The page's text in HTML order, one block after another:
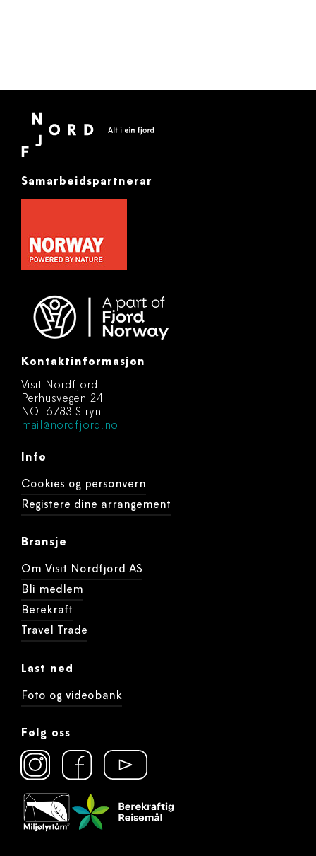
Samarbeidspartnerar
Kontaktinformasjon
Visit Nordfjord
Perhusvegen 24
NO-6783 Stryn
mail@nordfjord.no
Info
Cookies og personvern
Registere dine arrangement
Bransje
Om Visit Nordfjord AS
Bli medlem
Berekraft
Travel Trade
Last ned
Foto og videobank
Følg oss